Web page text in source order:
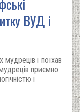
ВУД і
і поїхав
приємно
і